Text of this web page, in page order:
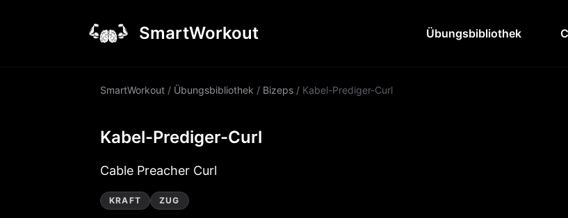
SmartWorkout Übungsbibliothek
SmartWorkout / Übungsbibliothek / Bizeps / Kabel-Prediger-Curl
Kabel-Prediger-Curl
Cable Preacher Curl
KRAFT ZUG